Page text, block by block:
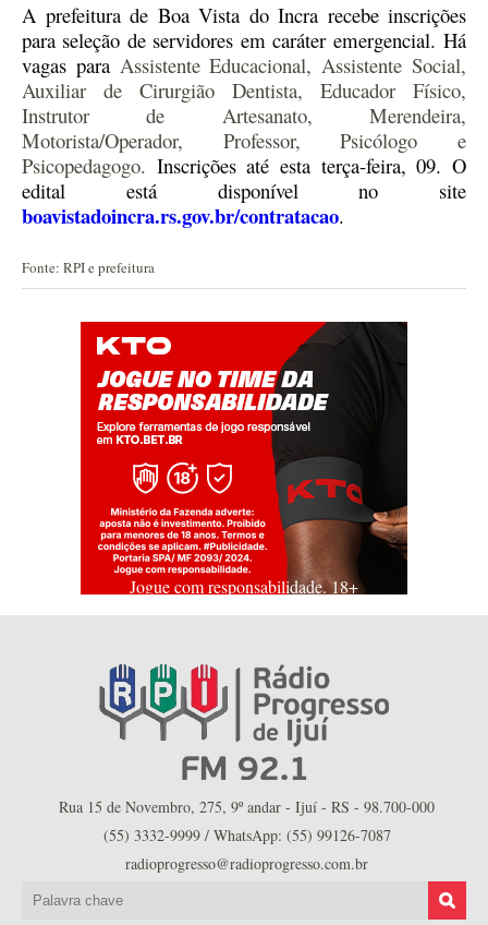
A prefeitura de Boa Vista do Incra recebe inscrições
para seleção de servidores em caráter emergencial. Há
vagas para Assistente Educacional, Assistente Social,
Auxiliar de Cirurgião Dentista, Educador Físico,
Instrutor de Artesanato, Merendeira,
Motorista/Operador, Professor, Psicólogo e
Psicopedagogo. Inscrições até esta terça-feira, 09. O
edital está disponível no site
boavistadoincra.rs.gov.br/contratacao.
Fonte: RPI e prefeitura
Jogue com responsabilidade. 18+
Rua 15 de Novembro, 275, 9º andar - Ijuí - RS - 98.700-000
(55) 3332-9999 / WhatsApp: (55) 99126-7087
radioprogresso@radioprogresso.com.br